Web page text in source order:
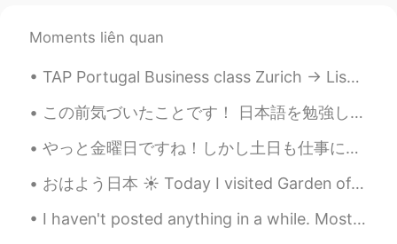
AKI
JP EN
いなぁ全部食べてみたいです🥰 Have a
nice day‼︎🌸
JP EN
知らなかった！勉強になります✨✨
Moments liên quan
TAP Portugal Business class Zurich -> Lisbon was a delight. Exceptional food, especially the cod ...
この前気づいたことです！ 日本語を勉強している人が日本語で投稿したら、日本人が英語でコメントすることが多いことです。 そして、日本語を勉強している人も日本人が英語で書いた投稿に日本語でコメントす...
やっと金曜日ですね！しかし土日も仕事になりそうです。ある本の英訳企画に加わっていて、編集側との打ち合わせが迫っているのに自分担当の章がまだ全然できていません。単純計算でたった数時間で終わるはずで...
おはよう日本 ☀ Today I visited Garden of the Phoenix, it is a Japanese park in Chicago. 🗾 ⛩️🇺🇸 I will v...
I haven't posted anything in a while. Mostly because I've been busy with work and family things....